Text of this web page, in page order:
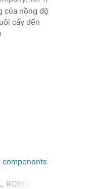
enzyme.
không có
của nồng độ
cấy đến
trong mô
ROBERTS